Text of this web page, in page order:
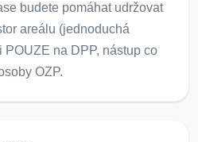
budete pomáhat udržovat
areálu (jednoduchá
POUZE na DPP, nástup co
OZP.